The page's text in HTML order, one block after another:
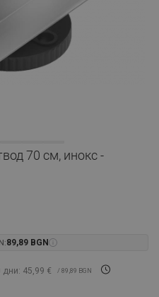
70 см, инокс -
89,89 BGN
дни: 45,99 € / 89,89 BGN